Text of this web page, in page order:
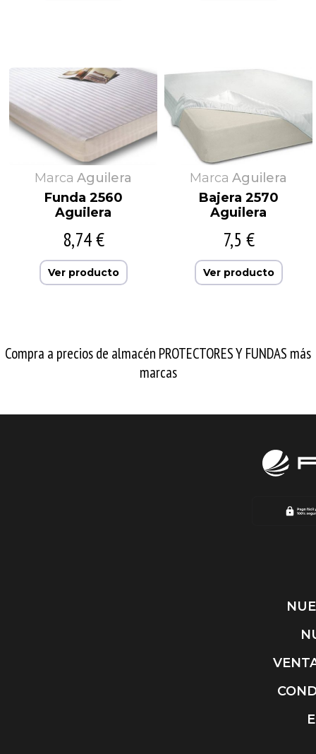
Marca Aguilera
Funda 2560
Aguilera
8,74 €
Ver producto
Marca Aguilera
Bajera 2570
Aguilera
7,5 €
Ver producto
Compra a precios de almacén PROTECTORES Y FUNDAS más
marcas